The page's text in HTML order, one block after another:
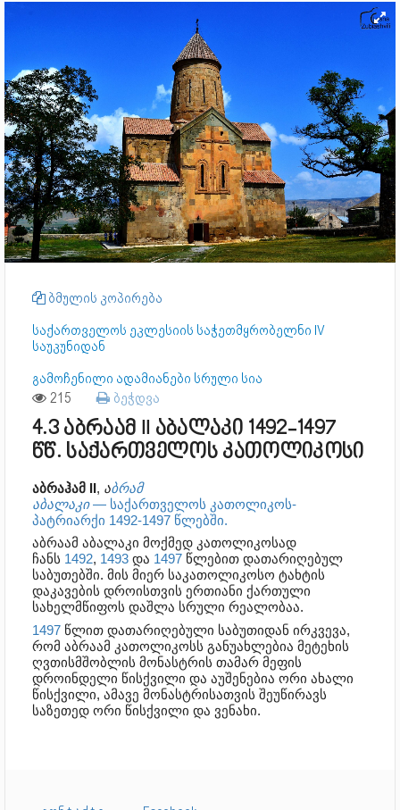
ბმულის კოპირება
საქართველოს ეკლესიის საჭეთმყრობელნი IV
საუკუნიდან
გამოჩენილი ადამიანები სრული სია
215 ბეჭდვა
4.3 აბრაამ II აბალაკი 1492-1497
წწ. საქართველოს კათოლიკოსი
აბრაჰამ II, აბრამ
აბალაკი— საქართველოს კათოლიკოს-
პატრიარქი 1492-1497 წლებში.
აბრაამ აბალაკი მოქმედ კათოლიკოსად
ჩანს 1492, 1493 და 1497 წლებით დათარიღებულ
საბუთებში. მის მიერ საკათოლიკოსო ტახტის
დაკავების დროისთვის ერთიანი ქართული
სახელმწიფოს დაშლა სრული რეალობაა.
1497 წლით დათარიღებული საბუთიდან ირკვევა,
რომ აბრაამ კათოლიკოსს განუახლებია მეტეხის
ღვთისმშობლის მონასტრის თამარ მეფის
დროინდელი წისქვილი და აუშენებია ორი ახალი
წისქვილი, ამავე მონასტრისათვის შეუწირავს
საზეთედ ორი წისქვილი და ვენახი.